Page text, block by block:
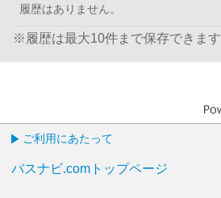
履歴はありません。
※履歴は最大10件まで保存できます
ご利用にあたって
バスナビ.comトップページ